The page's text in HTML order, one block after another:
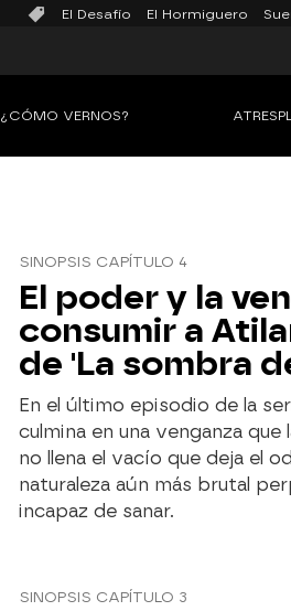
El Desafío El Hormiguero
¿CÓMO VERNOS?
SINOPSIS CAPÍTULO 4
El poder y la
consumir a
de 'La sombra
En el último episodio de la
culmina en una venganza
no llena el vacío que deja el
naturaleza aún más brutal
incapaz de sanar.
SINOPSIS CAPÍTULO 3